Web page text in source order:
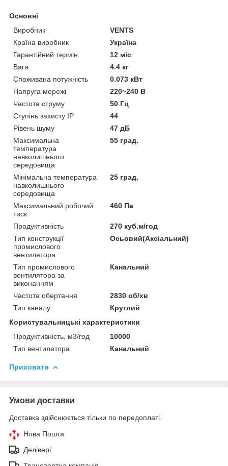
Основні
Виробник
VENTS
Країна виробник
Україна
Гарантійний термін
12 міс
Вага
4.4 кг
Споживана потужність
0.073 кВт
Напруга мережі
220~240 В
Частота струму
50 Гц
Ступінь захисту IP
44
Рівень шуму
47 дБ
Максимальна
температура
навколишнього
середовища
55 град.
Мінімальна температура
навколишнього
середовища
25 град.
Максимальний робочий
тиск
460 Па
Продуктивність
270 куб.м/год
Тип конструкції
промислового
вентилятора
Осьовий(Аксіальний)
Тип промислового
вентилятора за
виконанням
Канальний
Частота обертання
2830 об/хв
Тип каналу
Круглий
Користувальницькі характеристики
Продуктивність, м3/год
10000
Тип вентилятора
Канальний
Приховати
Умови доставки
Доставка здійснюється тільки по передоплаті.
Нова Пошта
Делівері